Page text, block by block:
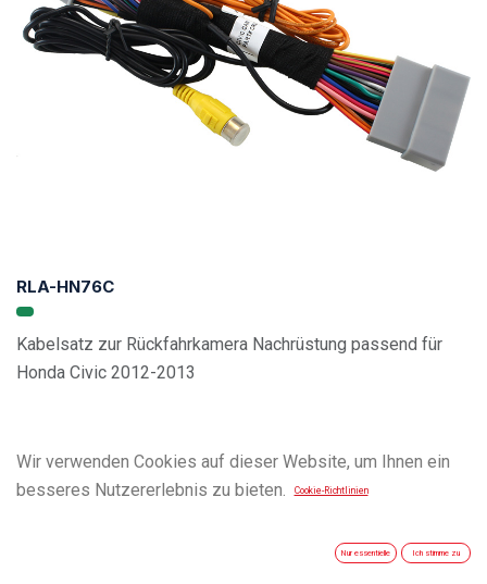
RLA-HN76C
Kabelsatz zur Rückfahrkamera Nachrüstung passend für
Honda Civic 2012-2013
Wir verwenden Cookies auf dieser Website, um Ihnen ein
besseres Nutzererlebnis zu bieten.
Cookie-Richtlinien
Nur essentielle Ich stimme zu